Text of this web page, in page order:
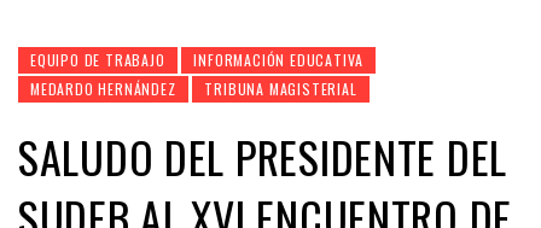
EQUIPO DE TRABAJO
INFORMACIÓN EDUCATIVA
MEDARDO HERNÁNDEZ
TRIBUNA MAGISTERIAL
SALUDO DEL PRESIDENTE DEL